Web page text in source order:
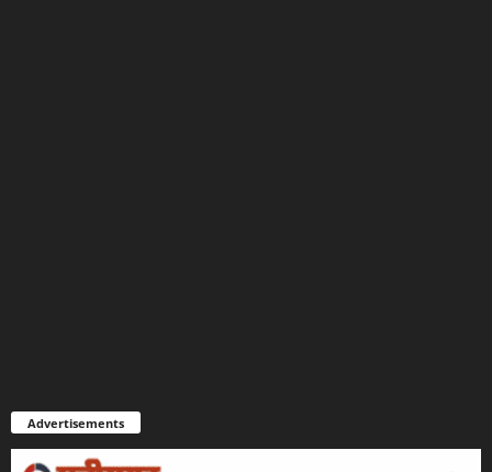
Advertisements